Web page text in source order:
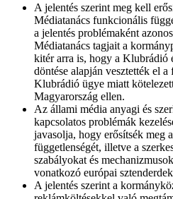
A jelentés szerint meg kell
Médiatanács funkcionális
a jelentés problémaként
Médiatanács tagjait a
kitér arra is, hogy a Klubrádió
döntése alapján vesztették el
Klubrádió ügye miatt
Magyarország ellen.
Az állami média anyagi és
kapcsolatos problémák
javasolja, hogy erősítsék meg
függetlenségét, illetve a
szabályokat és
vonatkozó európai
A jelentés szerint a